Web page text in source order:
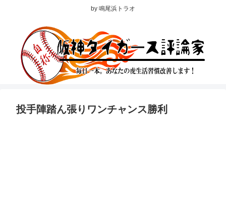
by 鳴尾浜トラオ
投手陣踏ん張りワンチャンス勝利